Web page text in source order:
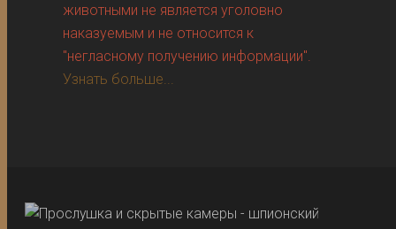
животными не является уголовно
наказуемым и не относится к
"негласному получению информации".
Узнать больше...